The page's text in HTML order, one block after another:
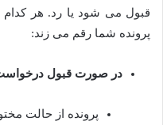
قبول می شود یا رد. هر کدام
پرونده شما رقم می زند:
در صورت قبول
پرونده از حالت